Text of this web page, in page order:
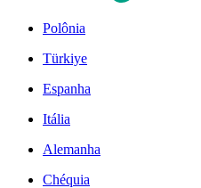
Polônia
Türkiye
Espanha
Itália
Alemanha
Chéquia